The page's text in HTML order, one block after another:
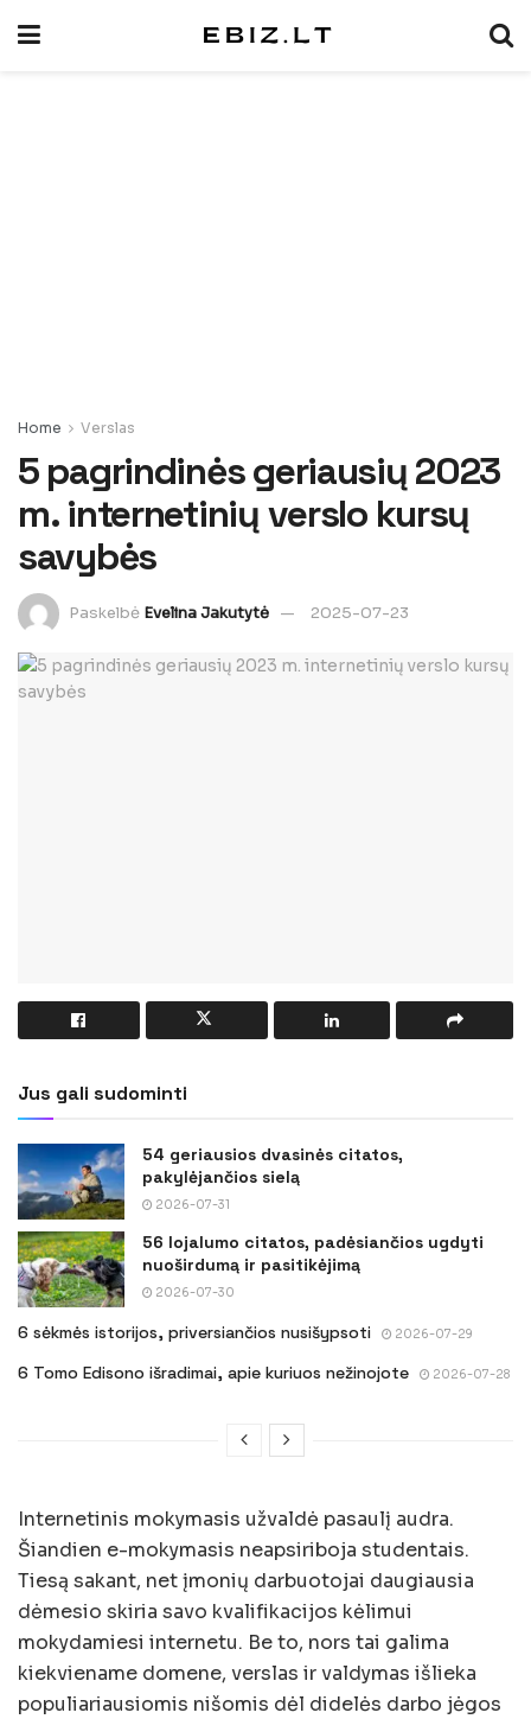
Home Verslas
5 pagrindinės geriausių 2023
m. internetinių verslo kursų
savybės
Paskelbė Evelina Jakutytė 2025-07-23
Jus gali sudominti
54 geriausios dvasinės citatos,
pakylėjančios sielą
2026-07-31
56 lojalumo citatos, padėsiančios ugdyti
nuoširdumą ir pasitikėjimą
2026-07-30
6 sėkmės istorijos, priversiančios nusišypsoti 2026-07-29
6 Tomo Edisono išradimai, apie kuriuos nežinojote 2026-07-28
Internetinis mokymasis užvaldė pasaulį audra.
Šiandien e-mokymasis neapsiriboja studentais.
Tiesą sakant, net įmonių darbuotojai daugiausia
dėmesio skiria savo kvalifikacijos kėlimui
mokydamiesi internetu. Be to, nors tai galima
kiekviename domene, verslas ir valdymas išlieka
populiariausiomis nišomis dėl didelės darbo jėgos